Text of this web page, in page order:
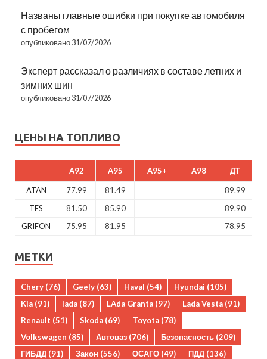
Названы главные ошибки при покупке автомобиля
с пробегом
опубликовано 31/07/2026
Эксперт рассказал о различиях в составе летних и
зимних шин
опубликовано 31/07/2026
ЦЕНЫ НА ТОПЛИВО
A92 A95 A95+ A98 ДТ
ATAN 77.99 81.49
89.99
TES
81.50 85.90
89.90
GRIFON
75.95 81.95 78.95
МЕТКИ
Chery (76) Geely (63) Haval (54) Hyundai (105)
Kia (91) lada (87) LAda Granta (97) Lada Vesta (91)
Renault (51) Skoda (69) Toyota (78)
Volkswagen (85) Автоваз (706) Безопасность (209)
ГИБДД (91) Закон (556) ОСАГО (49) ПДД (136)